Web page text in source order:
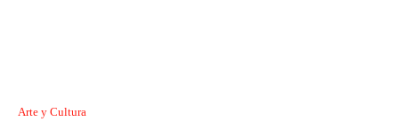
Arte y Cultura